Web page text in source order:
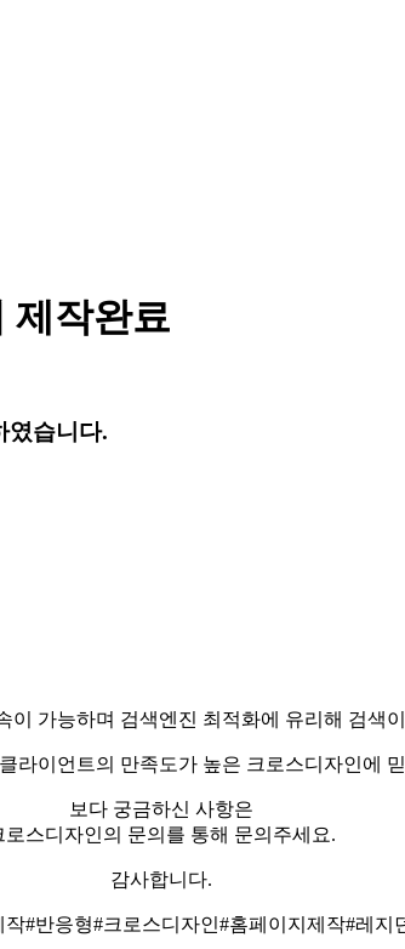
제작완료
였습니다.
이 가능하며 검색엔진 최적화에 유리해 검색
라이언트의 만족도가 높은 크로스디자인에
보다 궁금하신 사항은
로스디자인의 문의를 통해 문의주세요.
감사합니다.
작#반응형#크로스디자인#홈페이지제작#레지